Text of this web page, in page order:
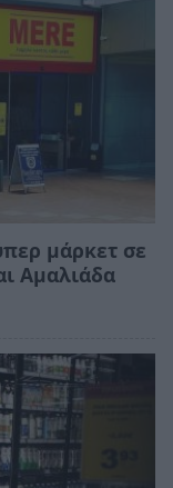
μάρκετ σε
Αμαλιάδα